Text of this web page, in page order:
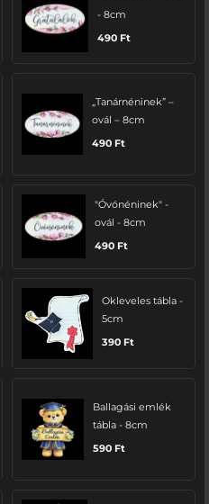
- 8cm
490 Ft
„Tanárnéninek” –
ovál – 8cm
490 Ft
"Óvónéninek" -
ovál - 8cm
490 Ft
Okleveles tábla -
5cm
390 Ft
Ballagási emlék
tábla - 8cm
590 Ft